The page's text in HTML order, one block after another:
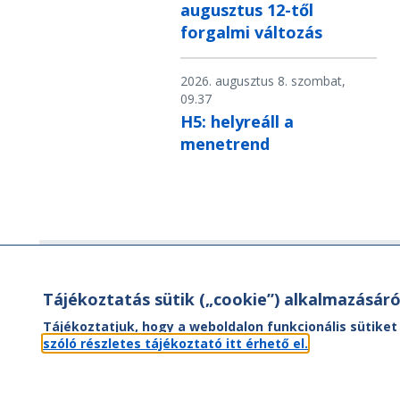
augusztus 12-től
forgalmi változás
2026. augusztus 8. szombat,
09.37
H5: helyreáll a
menetrend
Hírlevelünk segítségével értesülhet
aktuális híreinkről, utazási
valamint az Önt érintő
Tájékoztatás sütik („cookie”)
Tájékoztatjuk, hogy a weboldalon funkcionális
szóló részletes tájékoztató itt érhető el.